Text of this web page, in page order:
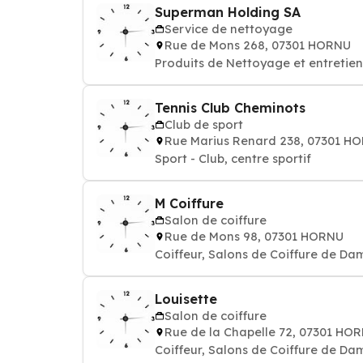
Superman Holding SA
Service de nettoyage
Rue de Mons 268, 07301 HORNU
Produits de Nettoyage et entretien
Tennis Club Cheminots
Club de sport
Rue Marius Renard 238, 07301
Sport - Club, centre sportif
M Coiffure
Salon de coiffure
Rue de Mons 98, 07301 HORNU
Coiffeur, Salons de Coiffure de
Louisette
Salon de coiffure
Rue de la Chapelle 72, 07301
Coiffeur, Salons de Coiffure de